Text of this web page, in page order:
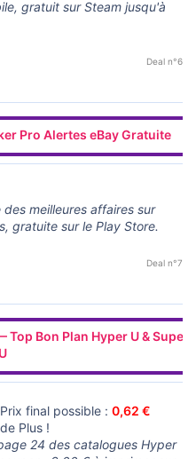
gratuit sur Steam jusqu'à
Deal n°6
Pro Alertes eBay Gratuite
meilleures affaires sur
gratuite sur le Play Store.
Deal n°7
Bon Plan Hyper U & Super
U
Prix final possible :0,62 €
Plus !
24 des catalogues Hyper